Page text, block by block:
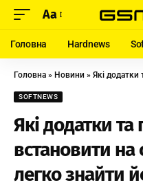
Aa
Головна Hardnews
Головна » Новини » Які додатки та
SOFTNEWS
Які додатки
встановити
легко знайти